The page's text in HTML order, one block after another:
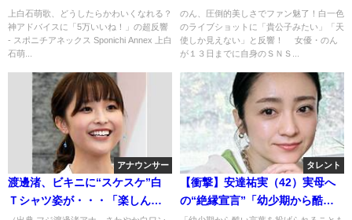
ね」の神アドバイスとは？
上白石萌歌、どうしたらかわいくなれる？
神アドバイスに「5万いいね！」の超反響
- スポニチアネックス Sponichi Annex 上白
石萌...
のん、圧倒的美しさでファン魅了！白一色
のライブショットに「貴公子みたい」「天
使しか見えない」と反響！ 女優・のん
が１３日までに自身のＳＮＳ...
アナウンサー
渡邊渚、ビキニに“スケスケ”白
Ｔシャツ姿が・・・「楽しんで
タレント
【衝撃】安達祐実（42）実母へ
の“絶縁宣言”「幼少期から酷い